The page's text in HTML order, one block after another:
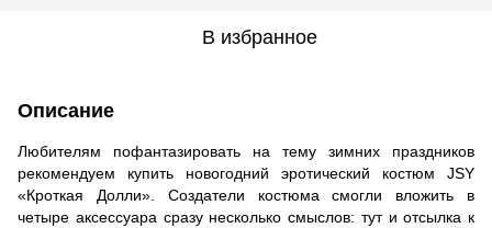
В избранное
Описание
Любителям пофантазировать на тему зимних праздников
рекомендуем купить новогодний эротический костюм JSY
«Кроткая Долли». Создатели костюма смогли вложить в
четыре аксессуара сразу несколько смыслов: тут и отсылка к